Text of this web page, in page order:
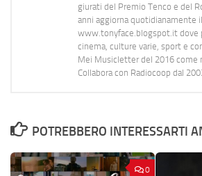
giurati del Premio Tenco e del
anni aggiorna quotidianamente
www.tonyface.blogspot.it dove
cinema, culture varie, sport e
Mei Musicletter del 2016 come
Collabora con Radiocoop dal
POTREBBERO INTERESSARTI
0